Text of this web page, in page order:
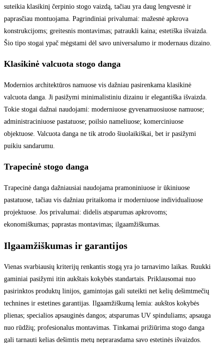
suteikia klasikinį čerpinio stogo vaizdą, tačiau yra daug lengvesnė ir
paprasčiau montuojama. Pagrindiniai privalumai: mažesnė apkrova
konstrukcijoms; greitesnis montavimas; patraukli kaina; estetiška išvaizda.
Šio tipo stogai ypač mėgstami dėl savo universalumo ir modernaus dizaino.
Klasikinė valcuota stogo danga
Modernios architektūros namuose vis dažniau pasirenkama klasikinė
valcuota danga. Ji pasižymi minimalistiniu dizainu ir elegantiška išvaizda.
Tokie stogai dažnai naudojami: moderniuose gyvenamuosiuose namuose;
administraciniuose pastatuose; poilsio nameliuose; komerciniuose
objektuose. Valcuota danga ne tik atrodo šiuolaikiškai, bet ir pasižymi
puikiu sandarumu.
Trapecinė stogo danga
Trapecinė danga dažniausiai naudojama pramoniniuose ir ūkiniuose
pastatuose, tačiau vis dažniau pritaikoma ir moderniuose individualiuose
projektuose. Jos privalumai: didelis atsparumas apkrovoms;
ekonomiškumas; paprastas montavimas; ilgaamžiškumas.
Ilgaamžiškumas ir garantijos
Vienas svarbiausių kriterijų renkantis stogą yra jo tarnavimo laikas. Ruukki
gaminiai pasižymi itin aukštais kokybės standartais. Priklausomai nuo
pasirinktos produktų linijos, gamintojas gali suteikti net kelių dešimtmečių
technines ir estetines garantijas. Ilgaamžiškumą lemia: aukštos kokybės
plienas; specialios apsauginės dangos; atsparumas UV spinduliams; apsauga
nuo rūdžių; profesionalus montavimas. Tinkamai prižiūrima stogo danga
gali tarnauti kelias dešimtis metų neprarasdama savo estetinės išvaizdos.